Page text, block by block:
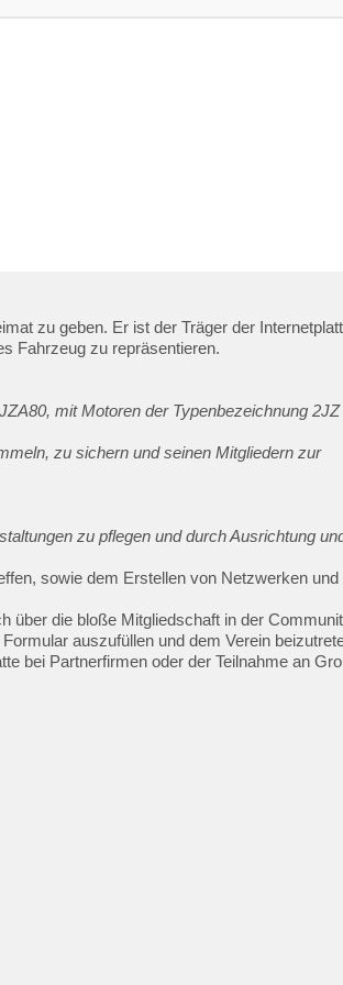
zu geben. Er ist der Träger der
Fahrzeug zu repräsentieren.
mit Motoren der Typenbezeichnung
zu sichern und seinen Mitgliedern zur
zu pflegen und durch Ausrichtung
sowie dem Erstellen von Netzwerken und
über die bloße Mitgliedschaft in der
auszufüllen und dem Verein
bei Partnerfirmen oder der Teilnahme an